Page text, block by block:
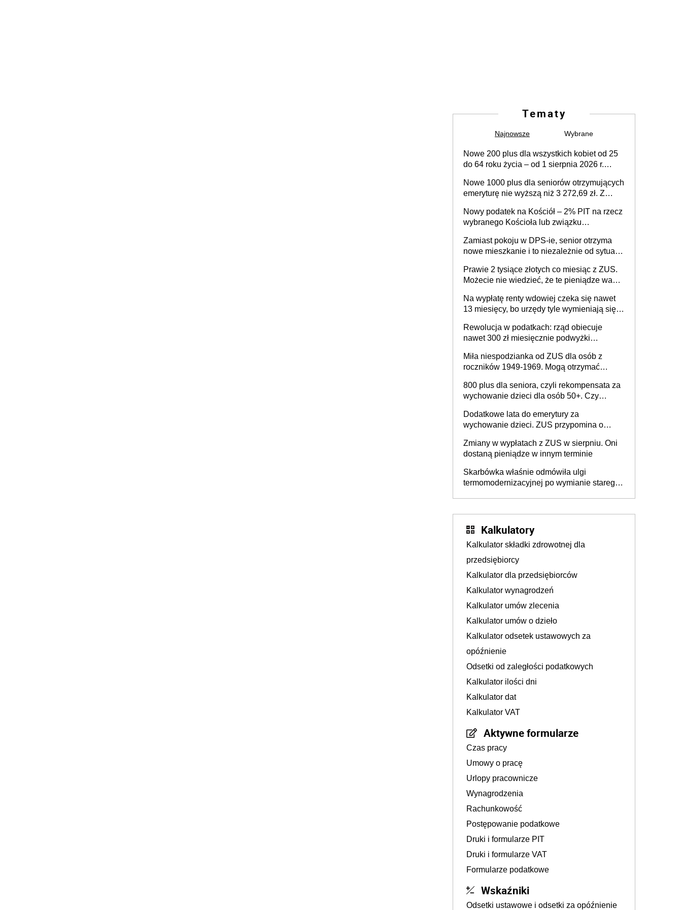
Tematy
Najnowsze Wybrane
Nowe 200 plus dla wszystkich kobiet od 25
do 64 roku życia – od 1 sierpnia 2026 r.
programu rządowego
Nowe 1000 plus dla seniorów otrzymujących
emeryturę nie wyższą niż 3 272,69 zł. Z
spóźnialscy świadczenia nie otrzymają
Nowy podatek na Kościół – 2% PIT na rzecz
wybranego Kościoła lub związku
nad zmianami w systemie finansowania
Zamiast pokoju w DPS-ie, senior otrzyma
nowe mieszkanie i to niezależnie od sytuacji
wsparcia dla osób po 60 roku życia
Prawie 2 tysiące złotych co miesiąc z ZUS.
Możecie nie wiedzieć, że te pieniądze wam
Na wypłatę renty wdowiej czeka się nawet
13 miesięcy, bo urzędy tyle wymieniają się
Rewolucja w podatkach: rząd obiecuje
nawet 300 zł miesięcznie podwyżki
Miła niespodzianka od ZUS dla osób z
roczników 1949-1969. Mogą otrzymać
800 plus dla seniora, czyli rekompensata za
wychowanie dzieci dla osób 50+. Czy
wejdzie w życie?
Dodatkowe lata do emerytury za
wychowanie dzieci. ZUS przypomina o
Zmiany w wypłatach z ZUS w sierpniu. Oni
dostaną pieniądze w innym terminie
Skarbówka właśnie odmówiła ulgi
termomodernizacyjnej po wymianie starego
Kalkulatory
Kalkulator składki zdrowotnej dla
przedsiębiorcy
Kalkulator dla przedsiębiorców
Kalkulator wynagrodzeń
Kalkulator umów zlecenia
Kalkulator umów o dzieło
Kalkulator odsetek ustawowych za
opóźnienie
Odsetki od zaległości podatkowych
Kalkulator ilości dni
Kalkulator dat
Kalkulator VAT
Aktywne formularze
Czas pracy
Umowy o pracę
Urlopy pracownicze
Wynagrodzenia
Rachunkowość
Postępowanie podatkowe
Druki i formularze PIT
Druki i formularze VAT
Formularze podatkowe
Wskaźniki
Odsetki ustawowe i odsetki za opóźnienie